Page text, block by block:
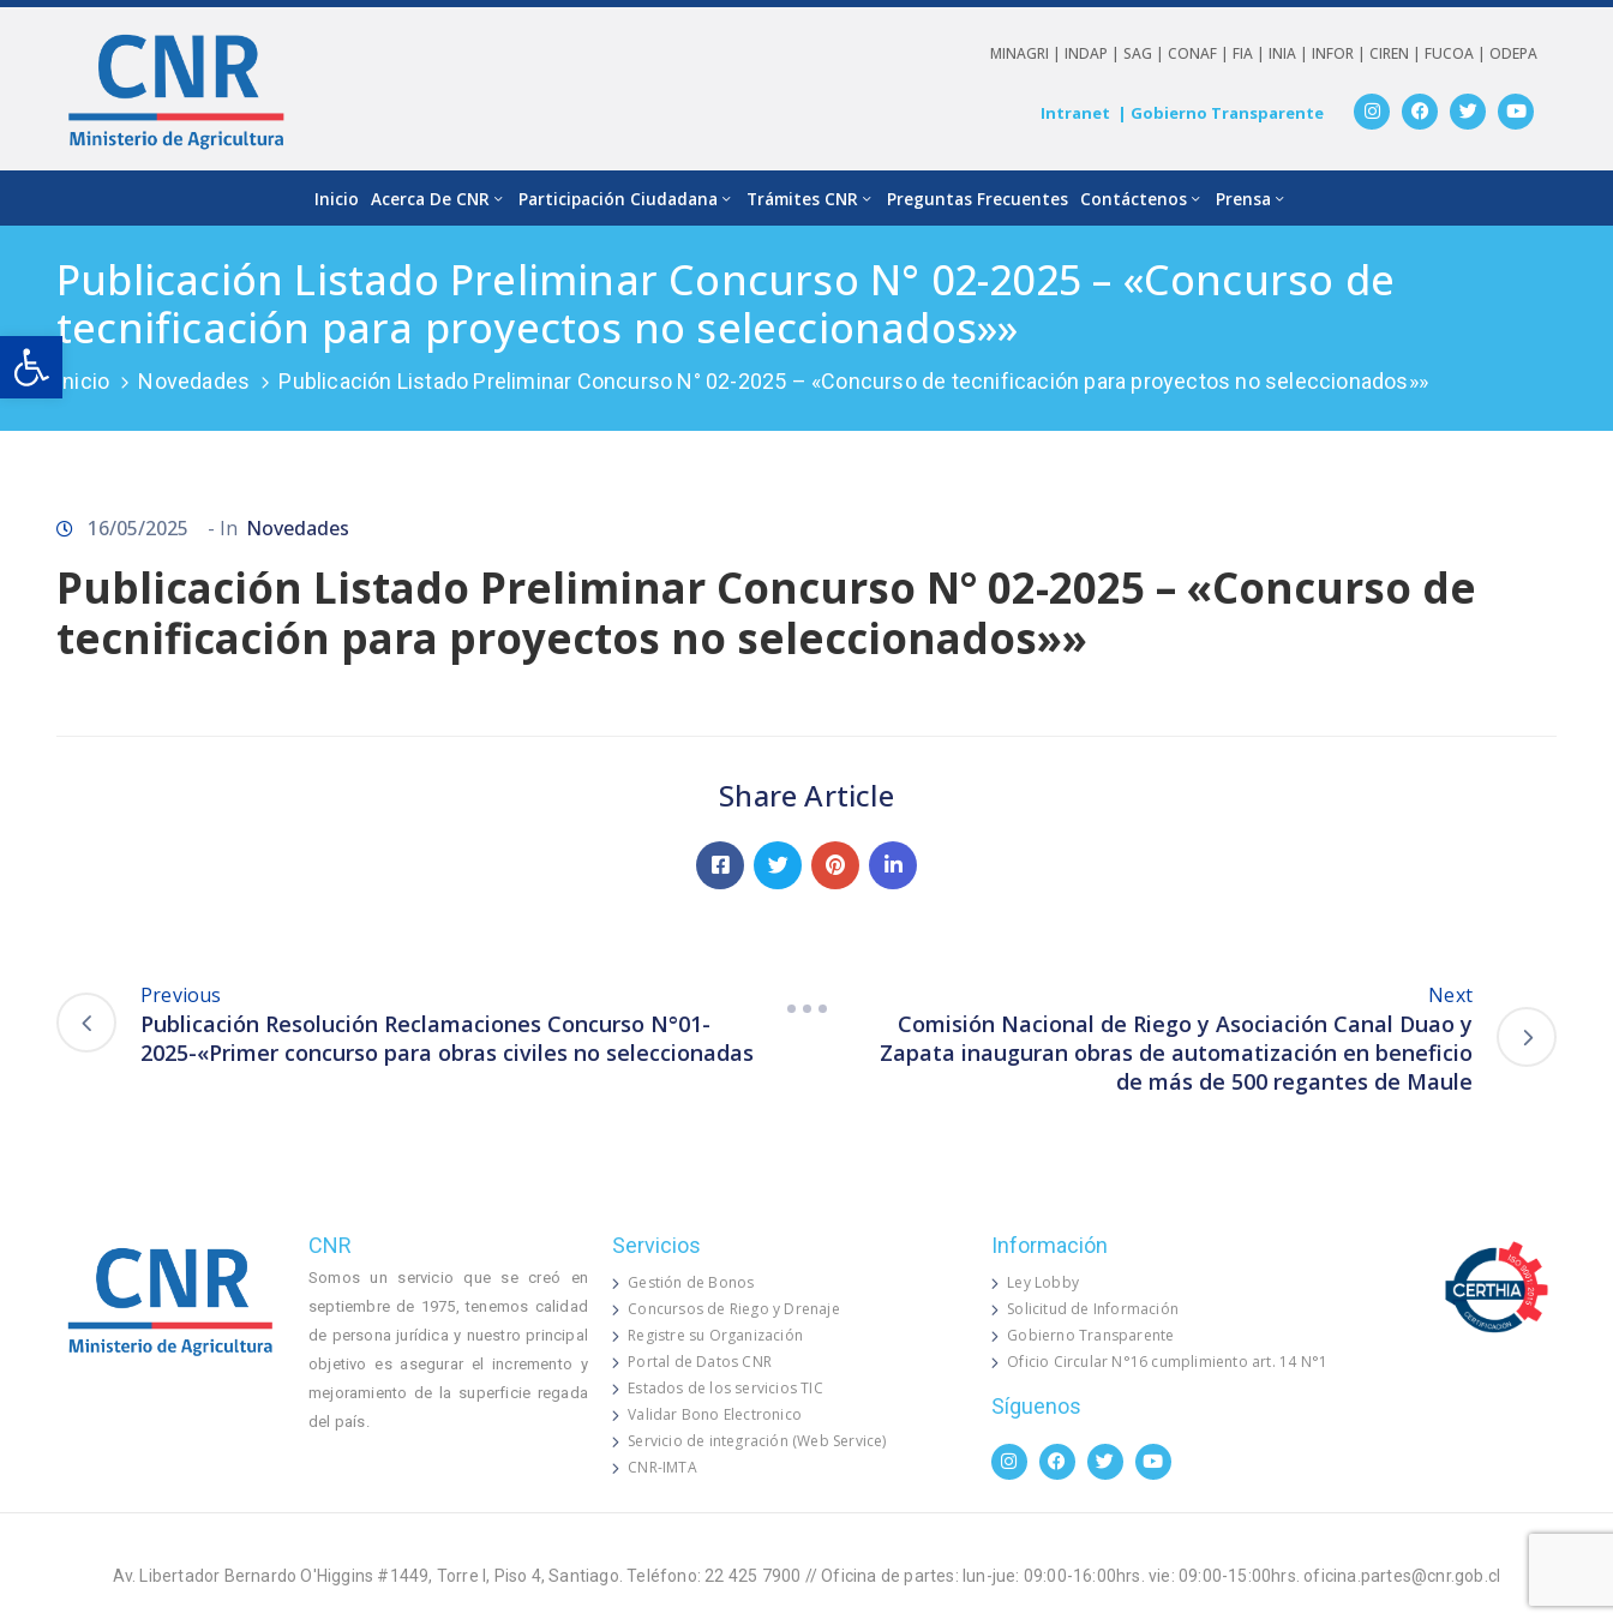
Open toolbar
MINAGRI |INDAP | SAG | CONAF |FIA |INIA |INFOR | CIREN |FUCOA | ODEPA
Intranet | Gobierno Transparente
Inicio Acerca De CNR Participación Ciudadana Trámites CNR Preguntas Frecuentes Contáctenos Prensa
Publicación Listado Preliminar Concurso N° 02-2025 – «Concurso de
tecnificación para proyectos no seleccionados»»
Inicio Novedades Publicación Listado Preliminar Concurso N° 02-2025 – «Concurso de tecnificación para proyectos no seleccionados»»
16/05/2025 - In Novedades
Publicación Listado Preliminar Concurso N° 02-2025 – «Concurso de
tecnificación para proyectos no seleccionados»»
Share Article
Previous
Publicación Resolución Reclamaciones Concurso N°01-
2025-«Primer concurso para obras civiles no seleccionadas
Next
Comisión Nacional de Riego y Asociación Canal Duao y
Zapata inauguran obras de automatización en beneficio
de más de 500 regantes de Maule
CNR
Somos un servicio que se creó en
septiembre de 1975, tenemos calidad
de persona jurídica y nuestro principal
objetivo es asegurar el incremento y
mejoramiento de la superficie regada
del país.
Servicios
Gestión de Bonos
Concursos de Riego y Drenaje
Registre su Organización
Portal de Datos CNR
Estados de los servicios TIC
Validar Bono Electronico
Servicio de integración (Web Service)
CNR-IMTA
Información
Ley Lobby
Solicitud de Información
Gobierno Transparente
Oficio Circular N°16 cumplimiento art. 14 N°1
Síguenos
Av. Libertador Bernardo O'Higgins #1449, Torre I, Piso 4, Santiago. Teléfono: 22 425 7900 // Oficina de partes: lun-jue: 09:00-16:00hrs. vie: 09:00-15:00hrs. oficina.partes@cnr.gob.cl